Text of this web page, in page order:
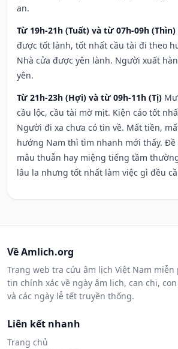
an.
Từ 19h-21h (Tuất) và từ 07h-09h (Thìn)
được tốt lành, tốt nhất cầu tài đi theo
Nhà cửa được yên lành. Người xuất
yên.
Từ 21h-23h (Hợi) và từ 09h-11h (Tị)
cầu lộc, cầu tài mờ mịt. Kiện cáo tốt
Người đi xa chưa có tin về. Mất tiền,
hướng Nam thì tìm nhanh mới thấy.
mâu thuẫn hay miệng tiếng tầm
lâu la nhưng tốt nhất làm việc gì đều
Về Amlich.org
Trang web tra cứu âm lịch Việt Nam
tin chính xác về ngày âm lịch, can chi,
và các ngày lễ tết truyền thống.
Liên kết nhanh
Trang chủ